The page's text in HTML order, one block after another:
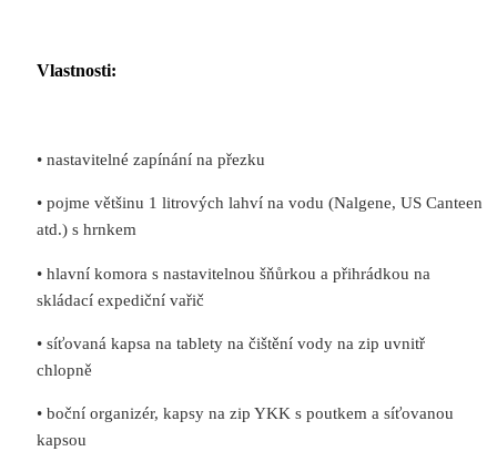
Vlastnosti:
• nastavitelné zapínání na přezku
• pojme většinu 1 litrových lahví na vodu (Nalgene, US Canteen
atd.) s hrnkem
• hlavní komora s nastavitelnou šňůrkou a přihrádkou na
skládací expediční vařič
• síťovaná kapsa na tablety na čištění vody na zip uvnitř
chlopně
• boční organizér, kapsy na zip YKK s poutkem a síťovanou
kapsou